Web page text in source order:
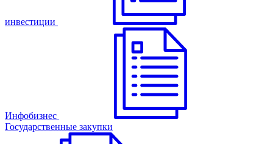
инвестиции
Инфобизнес
Государственные закупки